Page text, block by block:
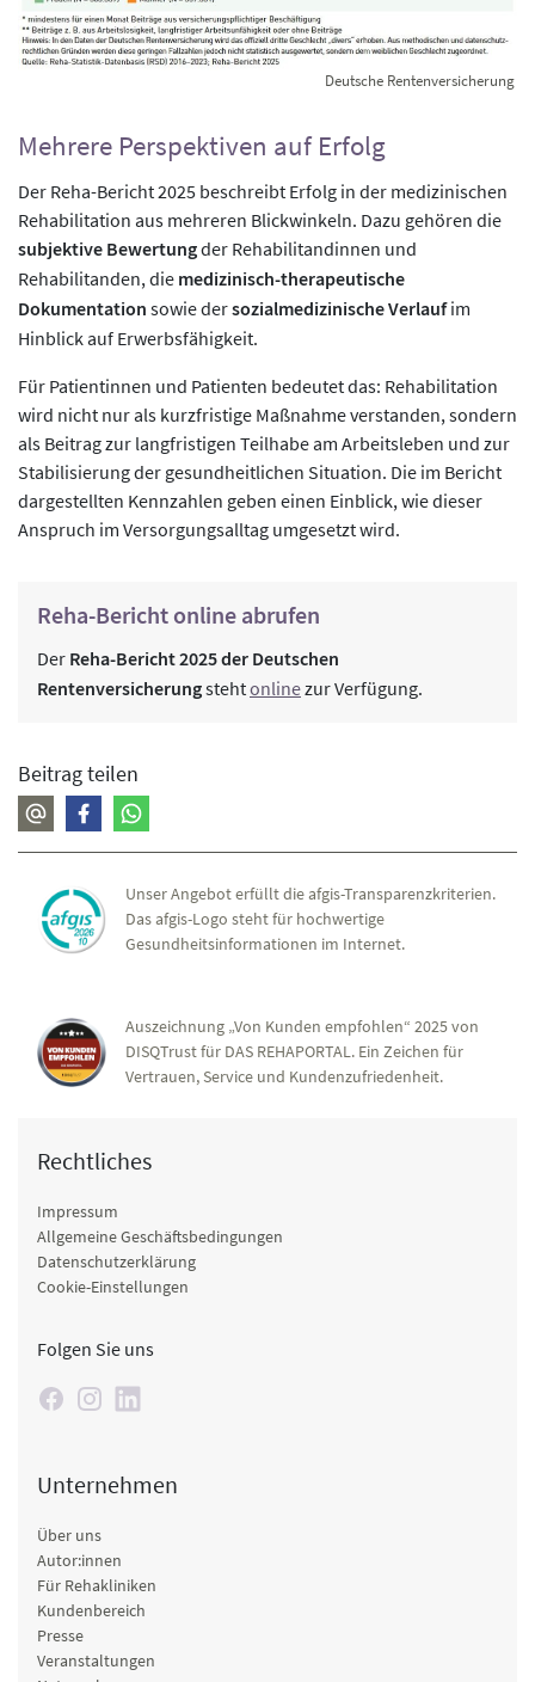
Deutsche Rentenversicherung
Mehrere Perspektiven auf Erfolg
Der Reha-Bericht 2025 beschreibt Erfolg in der medizinischen
Rehabilitation aus mehreren Blickwinkeln. Dazu gehören die
subjektive Bewertungder Rehabilitandinnen und
Rehabilitanden, die medizinisch-therapeutische
Dokumentation sowie dersozialmedizinische Verlaufim
Hinblick auf Erwerbsfähigkeit.
Für Patientinnen und Patienten bedeutet das: Rehabilitation
wird nicht nur als kurzfristige Maßnahme verstanden, sondern
als Beitrag zur langfristigen Teilhabe am Arbeitsleben und zur
Stabilisierung der gesundheitlichen Situation. Die im Bericht
dargestellten Kennzahlen geben einen Einblick, wie dieser
Anspruch im Versorgungsalltag umgesetzt wird.
Reha-Bericht online abrufen
Der Reha-Bericht 2025 der Deutschen
Rentenversicherungstehtonlinezur Verfügung.
Beitrag teilen
Unser Angebot erfüllt die afgis-Transparenzkriterien.
Das afgis-Logo steht für hochwertige
Gesundheitsinformationen im Internet.
Auszeichnung „Von Kunden empfohlen“ 2025 von
DISQTrust für DAS REHAPORTAL. Ein Zeichen für
Vertrauen, Service und Kundenzufriedenheit.
Rechtliches
Impressum
Allgemeine Geschäftsbedingungen
Datenschutzerklärung
Cookie-Einstellungen
Folgen Sie uns
Unternehmen
Über uns
Autor:innen
Für Rehakliniken
Kundenbereich
Presse
Veranstaltungen